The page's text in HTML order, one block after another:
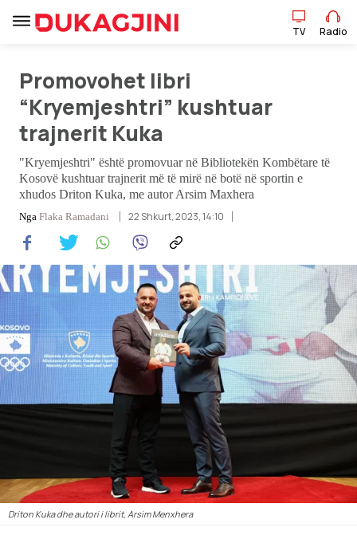
Lajme
Sport
Pikëpamje
Art Jete
Kulturë
Showbiz
Ekonomi
Udhëtime
TV Radio
Promovohet libri
“Kryemjeshtri” kushtuar
trajnerit Kuka
"Kryemjeshtri" është promovuar në Bibliotekën Kombëtare të
Kosovë kushtuar trajnerit më të mirë në botë në sportin e
xhudos Driton Kuka, me autor Arsim Maxhera
Nga Flaka Ramadani 22 Shkurt, 2023, 14:10
Driton Kuka dhe autori i librit, Arsim Menxhera